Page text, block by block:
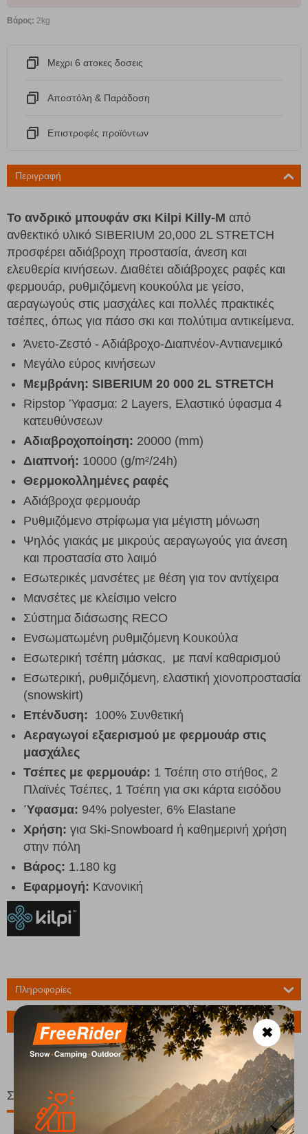
Βάρος: 2kg
Μεχρι 6 ατοκες δοσεις
Αποστόλη & Παράδοση
Eπιστροφές προϊόντων
Περιγραφή
Το ανδρικό μπουφάν σκι Kilpi Killy-M από
ανθεκτικό υλικό SIBERIUM 20,000 2L STRETCH
προσφέρει αδιάβροχη προστασία, άνεση και
ελευθερία κινήσεων. Διαθέτει αδιάβροχες ραφές και
φερμουάρ, ρυθμιζόμενη κουκούλα με γείσο,
αεραγωγούς στις μασχάλες και πολλές πρακτικές
τσέπες, όπως για πάσο σκι και πολύτιμα αντικείμενα.
Άνετο-Ζεστό - Αδιάβροχο-Διαπνέον-Αντιανεμικό
Μεγάλο εύρος κινήσεων
Μεμβράνη: SIBERIUM 20 000 2L STRETCH
Ripstop Ύφασμα: 2 Layers, Ελαστικό ύφασμα 4
κατευθύνσεων
Αδιαβροχοποίηση: 20000 (mm)
Διαπνοή: 10000 (g/m²/24h)
Θερμοκολλημένες ραφές
Αδιάβροχα φερμουάρ
Ρυθμιζόμενο στρίφωμα για μέγιστη μόνωση
Ψηλός γιακάς με μικρούς αεραγωγούς για άνεση
και προστασία στο λαιμό
Εσωτερικές μανσέτες με θέση για τον αντίχειρα
Μανσέτες με κλείσιμο velcro
Σύστημα διάσωσης RECO
Ενσωματωμένη ρυθμιζόμενη Κουκούλα
Εσωτερική τσέπη μάσκας, με πανί καθαρισμού
Εσωτερική, ρυθμιζόμενη, ελαστική χιονοπροστασία
(snowskirt)
Επένδυση: 100% Συνθετική
Αεραγωγοί εξαερισμού με φερμουάρ στις
μασχάλες
Τσέπες με φερμουάρ: 1 Τσέπη στο στήθος, 2
Πλαϊνές Τσέπες, 1 Τσέπη για σκι κάρτα εισόδου
Ύφασμα: 94% polyester, 6% Elastane
Χρήση: για Ski-Snowboard ή καθημερινή χρήση
στην πόλη
Βάρος: 1.180 kg
Εφαρμογή: Κανονική
Πληροφορίες
Ερώτηση για το προϊόν
Σχετικά Προϊόντα
✖